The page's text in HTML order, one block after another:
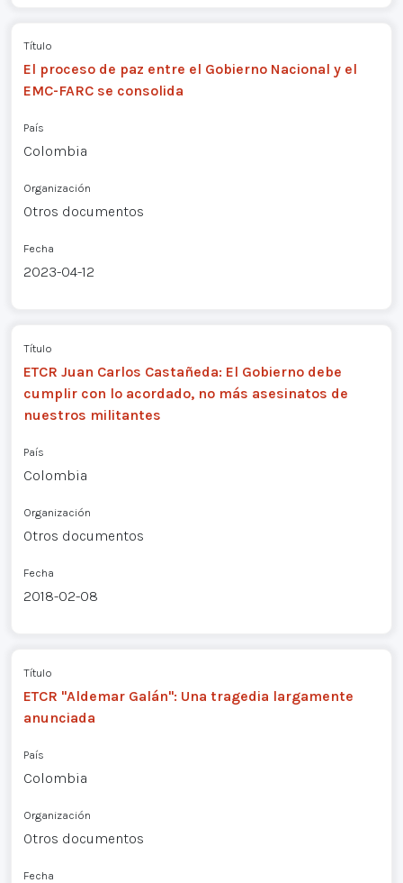
Título
El proceso de paz entre el Gobierno Nacional y el
EMC-FARC se consolida
País
Colombia
Organización
Otros documentos
Fecha
2023-04-12
Título
ETCR Juan Carlos Castañeda: El Gobierno debe
cumplir con lo acordado, no más asesinatos de
nuestros militantes
País
Colombia
Organización
Otros documentos
Fecha
2018-02-08
Título
ETCR "Aldemar Galán": Una tragedia largamente
anunciada
País
Colombia
Organización
Otros documentos
Fecha